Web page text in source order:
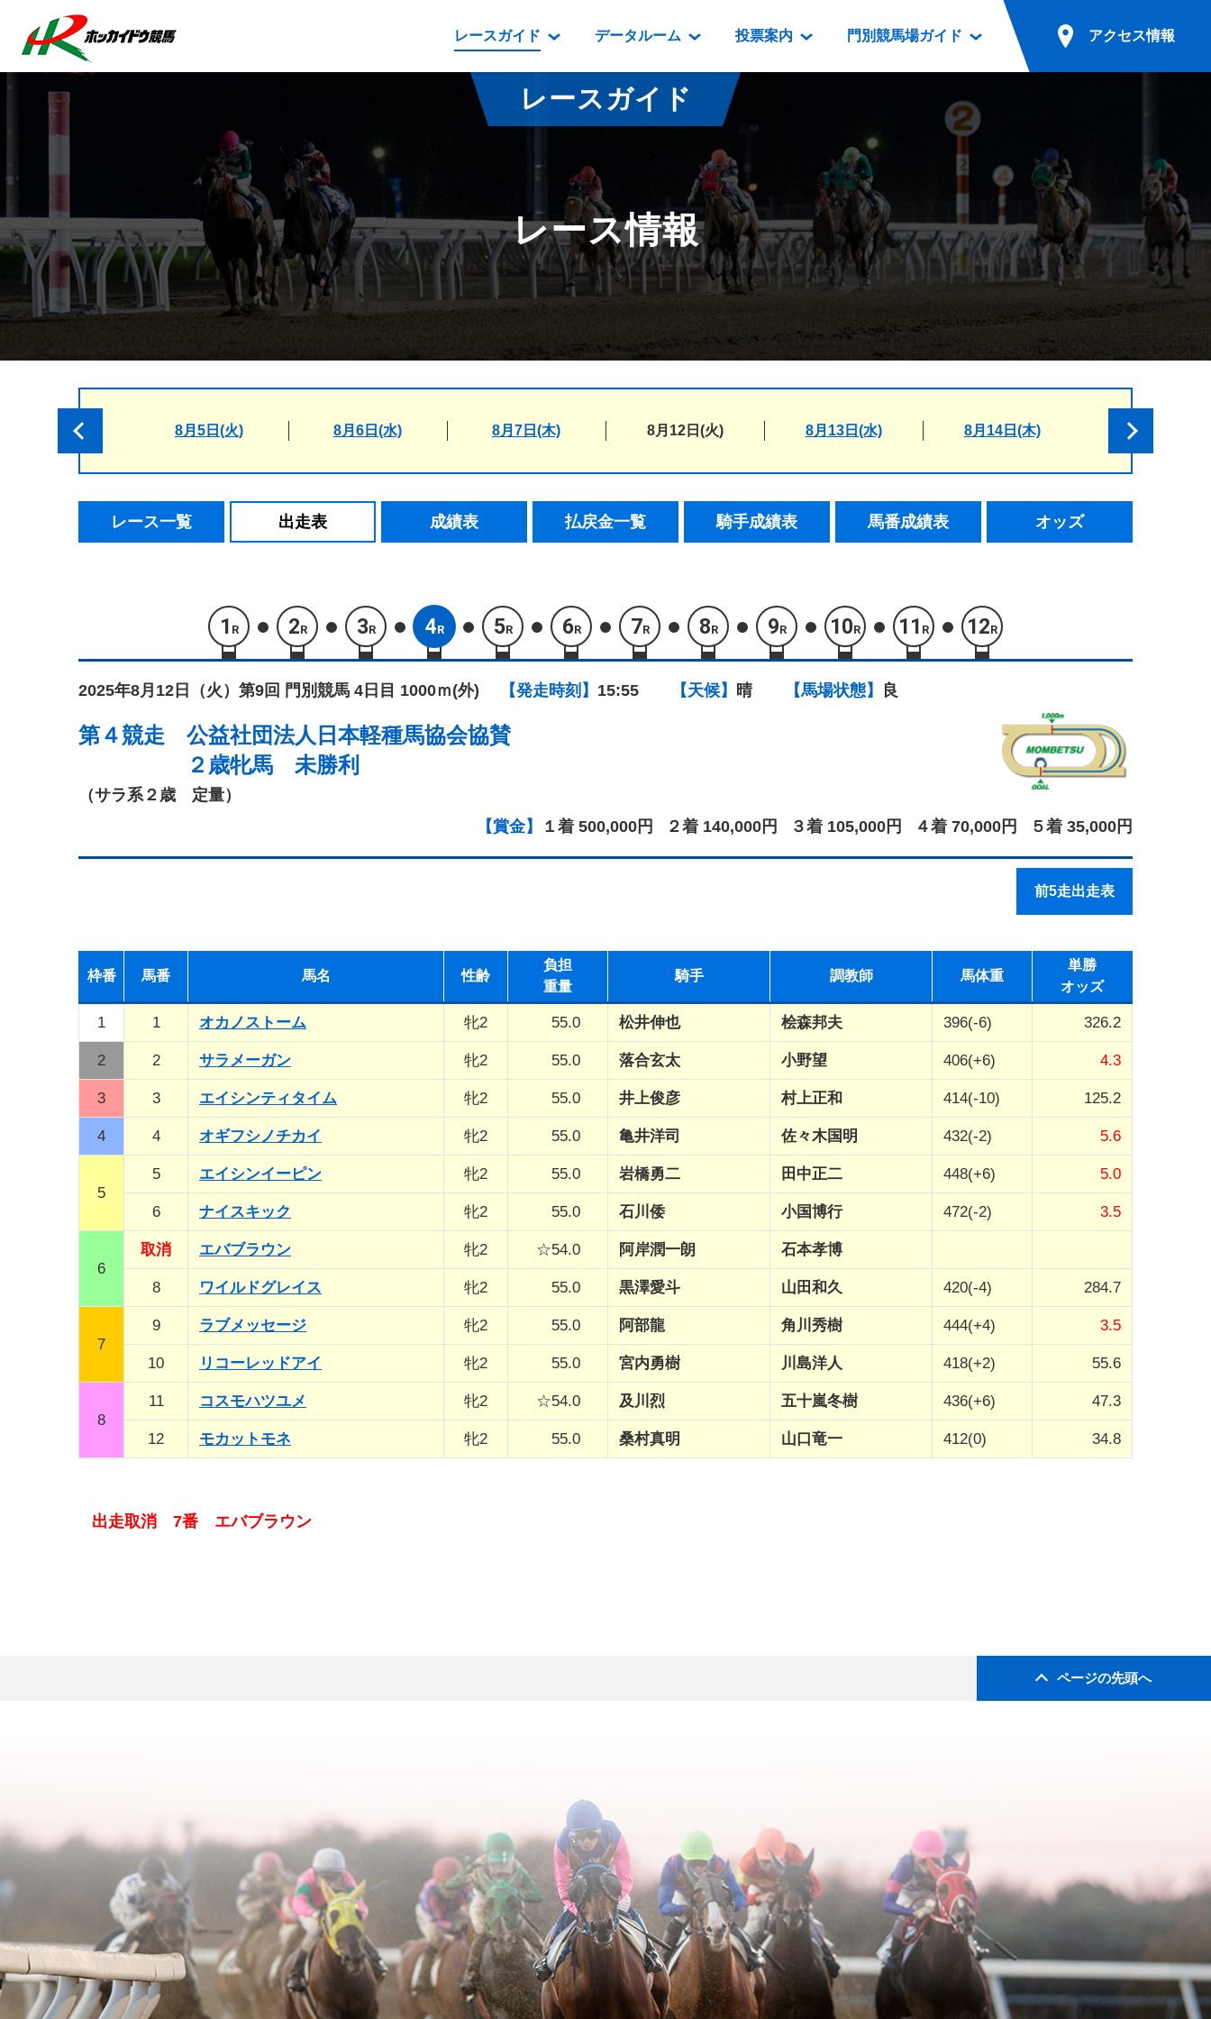
レースガイド
レース情報
払戻金一覧
騎手成績表
馬番成績表
オッズ
番組・級別表ダウンロード
開催カレンダー
重賞競走体系図
スタリオンシリーズ競走
道内の発売情報(PDF)
データルーム
データルーム
騎手・調教師紹介
坂路調教映像
遠征馬情報
番組編成要領
映像コンテンツ
重賞競走VTR
重賞競走参考VTR
レースダイジェスト
新馬ダイジェスト
投票案内
電話・インターネット投票
場外発売所
実況・テレホンサービス
発売・払戻
門別競馬場ガイド
門別競馬場情報
門別競馬場グルメ
とねっこジンギスカン
いずみ食堂
ルンビニフードカフェ
勝馬屋
アクセス情報
無料送迎バスでのご来場
公共の交通機関でのご来場
レースガイド
レース情報
8月5日(火) 8月6日(水) 8月7日(木) 8月12日(火) 8月13日(水) 8月14日(木)
レース一覧 出走表 成績表 払戻金一覧 騎手成績表 馬番成績表 オッズ
1 R 2R 3R 4R 5R 6R 7R 8R 9R 10R 11 R 12R
2025年8月12日（火） 第9回 門別競馬 4日目 1000ｍ(外) 【発走時刻】 15:55 【天候】 晴 【馬場状態】 良
第４競走 公益社団法人日本軽種馬協会協賛
２歳牝馬 未勝利
（サラ系２歳 定量）
【賞金】
１着 500,000円 ２着 140,000円 ３着 105,000円 ４着 70,000円 ５着 35,000円
前5走出走表
枠番 馬番 馬名 性齢
負担
重量
騎手 調教師 馬体重
単勝
オッズ
1 1 オカノストーム 牝2 55.0 松井伸也 桧森邦夫 396(-6) 326.2
2 2 サラメーガン 牝2 55.0 落合玄太 小野望 406(+6) 4.3
3 3 エイシンティタイム 牝2 55.0 井上俊彦 村上正和 414(-10) 125.2
4 4 オギフシノチカイ 牝2 55.0 亀井洋司 佐々木国明 432(-2) 5.6
5
5 エイシンイーピン 牝2 55.0 岩橋勇二 田中正二 448(+6) 5.0
6 ナイスキック 牝2 55.0 石川倭 小国博行 472(-2) 3.5
6
取消 エバブラウン 牝2 ☆54.0 阿岸潤一朗 石本孝博
8 ワイルドグレイス 牝2 55.0 黒澤愛斗 山田和久 420(-4) 284.7
7
9 ラブメッセージ 牝2 55.0 阿部龍 角川秀樹 444(+4) 3.5
10 リコーレッドアイ 牝2 55.0 宮内勇樹 川島洋人 418(+2) 55.6
8
11 コスモハツユメ 牝2 ☆54.0 及川烈 五十嵐冬樹 436(+6) 47.3
12 モカットモネ 牝2 55.0 桑村真明 山口竜一 412(0) 34.8
出走取消 7番 エバブラウン
ページの先頭へ